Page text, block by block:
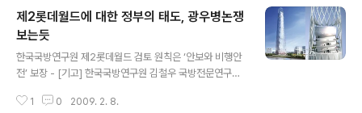
려고 했다가 못했었죠. 그런데 이번에는 아예 사용제한 기
간을 없애겠다고 나온것입니다. 하지만 이건 비정규직을
대량으로 양성하는 일 밖에 된지 않나 생각됩니다. 아무런
제한없이 비정규직을 쓰는것이 가능해 졌으니 관리비 많이
드는 정규직은 필요 없겠죠. 돈도 적게 들고 복지도 별로 신
경안써도 되고 필요 없으면 언제든 잘라도 되는 비정규직
제2롯데월드에 대한 정부의 태도, 광우병논쟁
보는듯
한국국방연구원 제2롯데월드 검토 원칙은 ‘안보와 비행안
전’ 보장 - [기고] 한국국방연구원 김철우 국방전문연구위
분한 수준’을 초월하는 수준이다. 우리는 ‘군의 작전 임무수
1 0 2009. 2. 8.